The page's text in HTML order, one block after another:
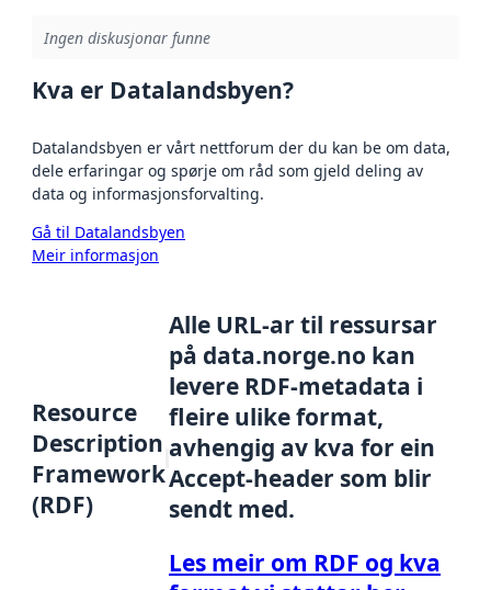
Ingen diskusjonar funne
Kva er Datalandsbyen?
Datalandsbyen er vårt nettforum der du kan be om data,
dele erfaringar og spørje om råd som gjeld deling av
data og informasjonsforvalting.
Gå til Datalandsbyen
Meir informasjon
Resource
Description
Framework
(RDF)
Alle URL-ar til ressursar
på data.norge.no kan
levere RDF-metadata i
fleire ulike format,
avhengig av kva for ein
Accept-header som blir
sendt med.
Les meir om RDF og kva